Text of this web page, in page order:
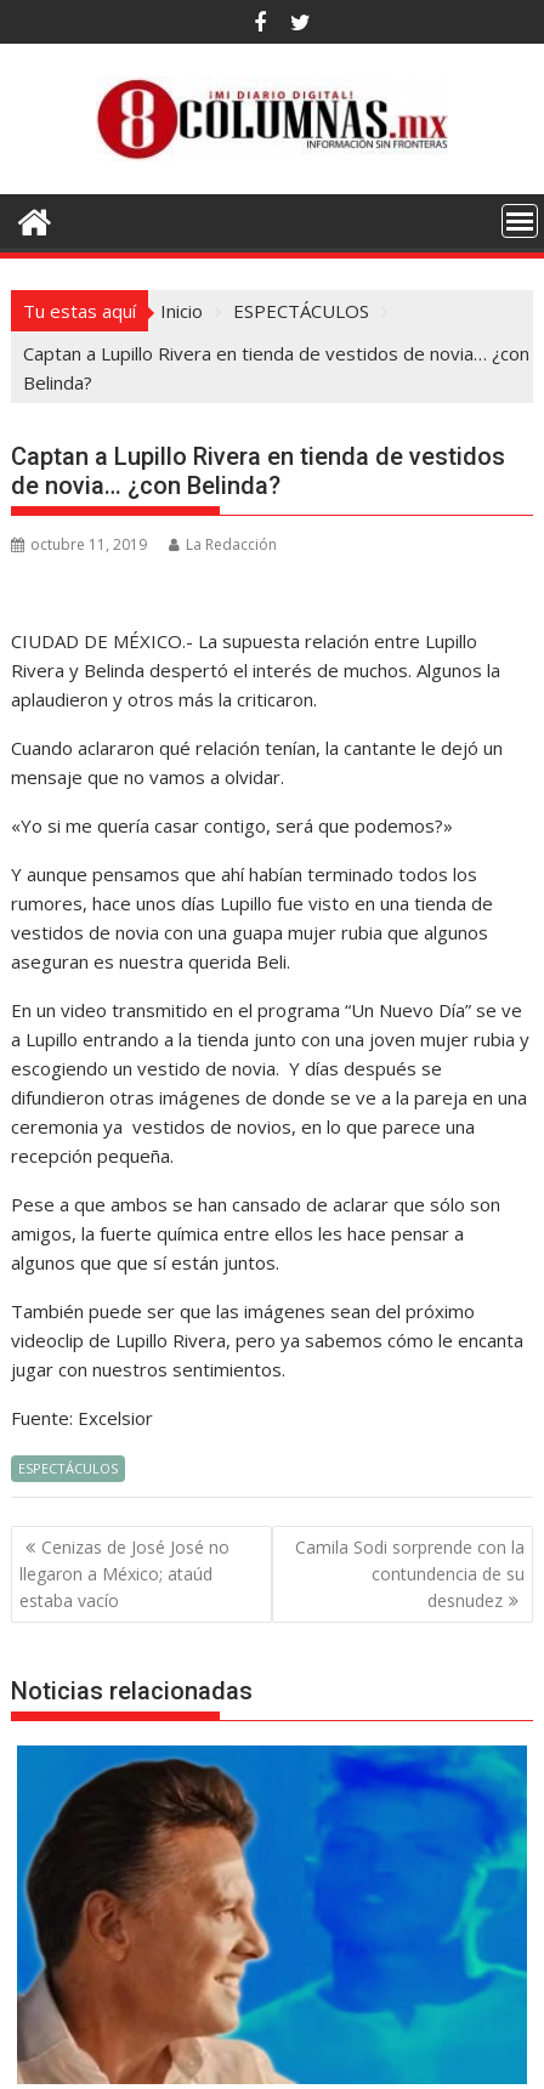
al
Tu estas aquí Inicio
ESPECTÁCULOS
Captan a Lupillo Rivera en tienda de vestidos de novia… ¿con
Belinda?
Captan a Lupillo Rivera en tienda de vestidos
de novia… ¿con Belinda?
octubre 11, 2019 La Redacción
CIUDAD DE MÉXICO.- La supuesta relación entre Lupillo
Rivera y Belinda despertó el interés de muchos. Algunos la
aplaudieron y otros más la criticaron.
Cuando aclararon qué relación tenían, la cantante le dejó un
mensaje que no vamos a olvidar.
«Yo si me quería casar contigo, será que podemos?»
Y aunque pensamos que ahí habían terminado todos los
rumores, hace unos días Lupillo fue visto en una tienda de
vestidos de novia con una guapa mujer rubia que algunos
aseguran es nuestra querida Beli.
En un video transmitido en el programa “Un Nuevo Día” se ve
a Lupillo entrando a la tienda junto con una joven mujer rubia y
escogiendo un vestido de novia. Y días después se
difundieron otras imágenes de donde se ve a la pareja en una
ceremonia ya vestidos de novios, en lo que parece una
recepción pequeña.
Pese a que ambos se han cansado de aclarar que sólo son
amigos, la fuerte química entre ellos les hace pensar a
algunos que que sí están juntos.
También puede ser que las imágenes sean del próximo
videoclip de Lupillo Rivera, pero ya sabemos cómo le encanta
jugar con nuestros sentimientos.
Fuente: Excelsior
ESPECTÁCULOS
Navegación
de
entradas
Cenizas de José José no
llegaron a México; ataúd
estaba vacío
Camila Sodi sorprende con la
contundencia de su
desnudez
Noticias relacionadas